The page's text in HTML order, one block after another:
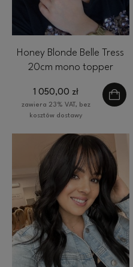
Honey Blonde Belle Tress
20cm mono topper
1 050,00 zł
zawiera 23% VAT, bez
kosztów dostawy